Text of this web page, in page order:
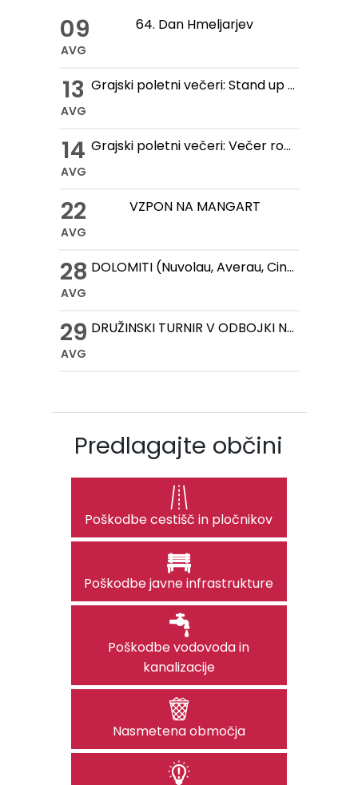
09
AVG
64. Dan Hmeljarjev
13
AVG
Grajski poletni večeri: Stand up večer na Gradu Žovnek
14
AVG
Grajski poletni večeri: Večer romantike na Gradu Žovnek
22
AVG
VZPON NA MANGART
28
AVG
DOLOMITI (Nuvolau, Averau, Cinque Torri, Lago Federa)
29
AVG
DRUŽINSKI TURNIR V ODBOJKI NA MIVKI
Predlagajte občini
Poškodbe cestišč in pločnikov
Poškodbe javne infrastrukture
Poškodbe vodovoda in
kanalizacije
Nasmetena območja